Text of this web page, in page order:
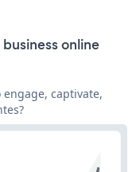
online
captivate,